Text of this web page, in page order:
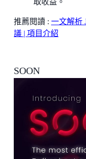
推薦閱讀 : 一文解析
議 | 項目介紹
SOON